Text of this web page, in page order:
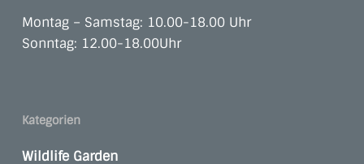
Montag – Samstag: 10.00-18.00 Uhr
Sonntag: 12.00-18.00Uhr
Kategorien
Wildlife Garden